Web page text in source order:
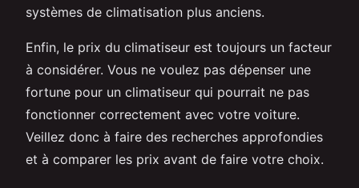
systèmes de climatisation plus anciens.
Enfin, le prix du climatiseur est toujours un facteur
à considérer. Vous ne voulez pas dépenser une
fortune pour un climatiseur qui pourrait ne pas
fonctionner correctement avec votre voiture.
Veillez donc à faire des recherches approfondies
et à comparer les prix avant de faire votre choix.